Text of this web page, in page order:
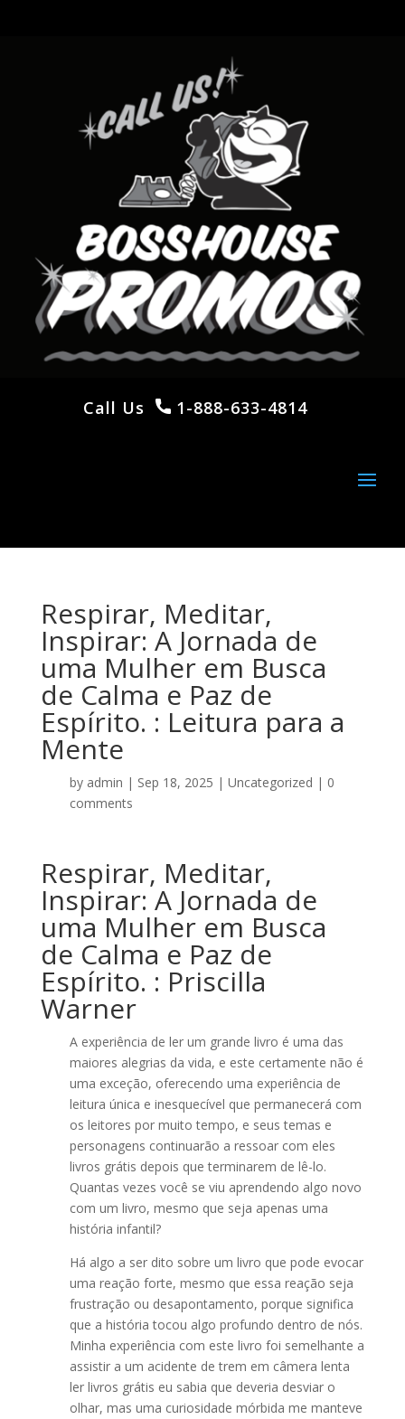
Call Us 1-888-633-4814
Respirar, Meditar,
Inspirar: A Jornada de
uma Mulher em Busca
de Calma e Paz de
Espírito. : Leitura para a
Mente
by admin | Sep 18, 2025 | Uncategorized | 0
comments
Respirar, Meditar,
Inspirar: A Jornada de
uma Mulher em Busca
de Calma e Paz de
Espírito. : Priscilla
Warner
A experiência de ler um grande livro é uma das
maiores alegrias da vida, e este certamente não é
uma exceção, oferecendo uma experiência de
leitura única e inesquecível que permanecerá com
os leitores por muito tempo, e seus temas e
personagens continuarão a ressoar com eles
livros grátis depois que terminarem de lê-lo.
Quantas vezes você se viu aprendendo algo novo
com um livro, mesmo que seja apenas uma
história infantil?
Há algo a ser dito sobre um livro que pode evocar
uma reação forte, mesmo que essa reação seja
frustração ou desapontamento, porque significa
que a história tocou algo profundo dentro de nós.
Minha experiência com este livro foi semelhante a
assistir a um acidente de trem em câmera lenta
ler livros grátis eu sabia que deveria desviar o
olhar, mas uma curiosidade mórbida me manteve